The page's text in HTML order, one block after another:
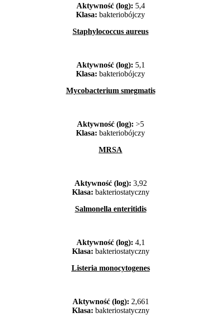
Aktywność (log): 5,4
Klasa: bakteriobójczy
Staphylococcus aureus
Aktywność (log): 5,1
Klasa: bakteriobójczy
Mycobacterium smegmatis
Aktywność (log): >5
Klasa: bakteriobójczy
MRSA
Aktywność (log): 3,92
Klasa: bakteriostatyczny
Salmonella enteritidis
Aktywność (log): 4,1
Klasa: bakteriostatyczny
Listeria monocytogenes
Aktywność (log): 2,661
Klasa: bakteriostatyczny